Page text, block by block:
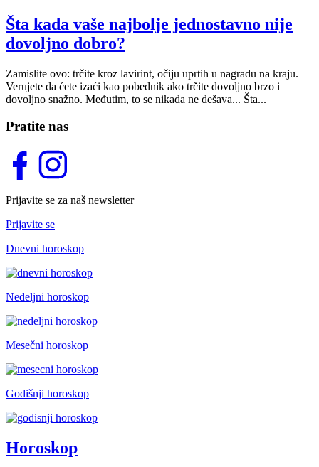
Šta kada vaše najbolje jednostavno nije
dovoljno dobro?
Zamislite ovo: trčite kroz lavirint, očiju uprtih u nagradu na kraju.
Verujete da ćete izaći kao pobednik ako trčite dovoljno brzo i
dovoljno snažno. Međutim, to se nikada ne dešava... Šta...
Pratite nas
Prijavite se za naš newsletter
Prijavite se
Dnevni horoskop
Nedeljni horoskop
Mesečni horoskop
Godišnji horoskop
Horoskop